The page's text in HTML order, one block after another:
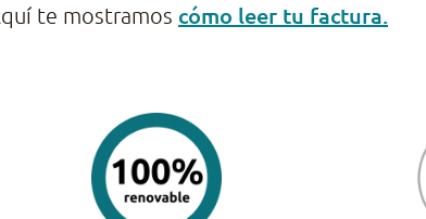
te mostramos cómo leer tu factura.